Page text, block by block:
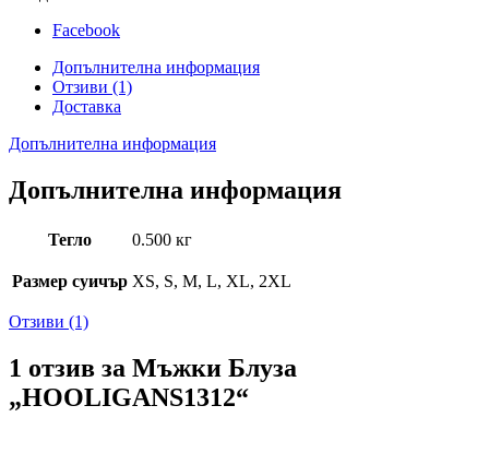
Facebook
Допълнителна информация
Отзиви (1)
Доставка
Допълнителна информация
Допълнителна информация
Тегло 0.500 кг
Размер суичър XS, S, M, L, XL, 2XL
Отзиви (1)
1 отзив за Мъжки Блуза
„HOOLIGANS1312“